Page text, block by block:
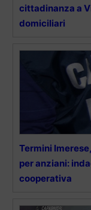
cittadinanza a
domiciliari
Termini
per anziani:
cooperativa